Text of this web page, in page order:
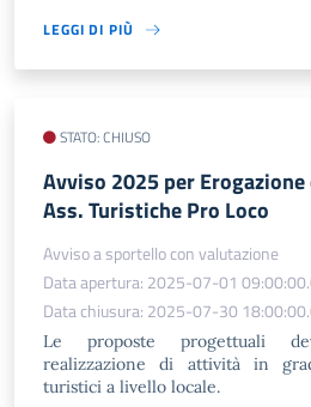
LEGGI DI PIÙ
STATO: CHIUSO
Avviso 2025 per
Ass. Turistiche Pro Loco
Avviso a sportello con valutazione
Data apertura: 2025-07-01
Data chiusura: 2025-07-30
Le proposte progettuali
realizzazione di attività in
turistici a livello locale.